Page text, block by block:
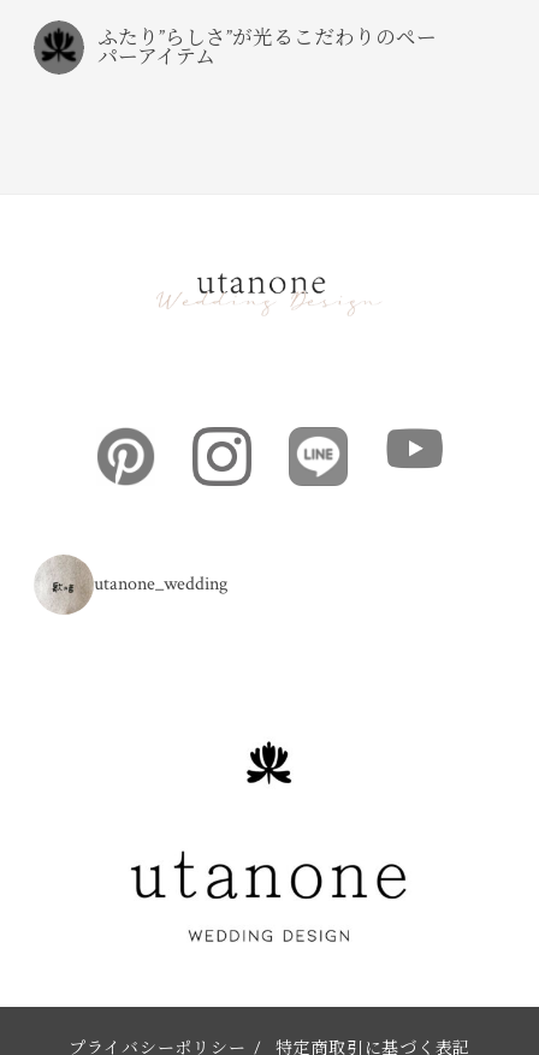
ふたり”らしさ”が光るこだわりのペー
パーアイテム
utanone_wedding
プライバシーポリシー / 特定商取引に基づく表記